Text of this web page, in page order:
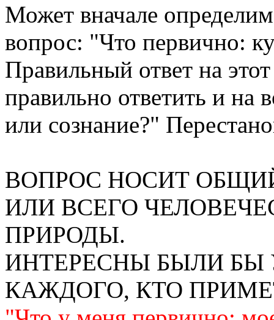
Может вначале
вопрос: "Что первично:
Правильный ответ на
правильно ответить и на
или сознание?"
ВОПРОС НОСИТ
ИЛИ ВСЕГО
ПРИРОДЫ.
ИНТЕРЕСНЫ БЫЛИ
КАЖДОГО, КТО